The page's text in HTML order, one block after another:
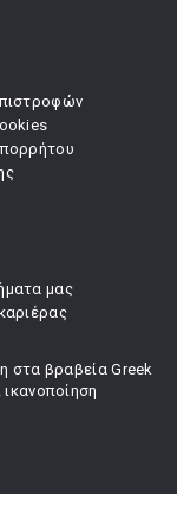
μας
στα βραβεία Greek